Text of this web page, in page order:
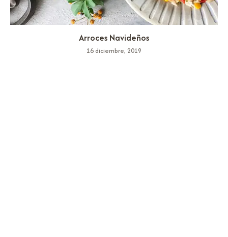
Arroces Navideños
16 diciembre, 2019